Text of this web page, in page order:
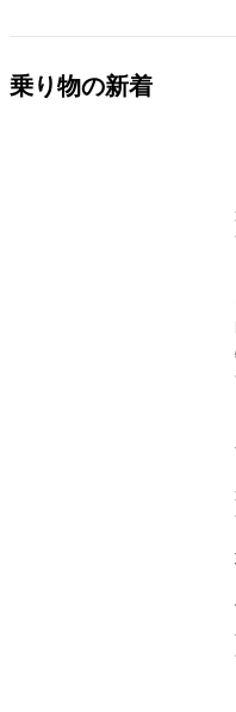
乗り物の新着